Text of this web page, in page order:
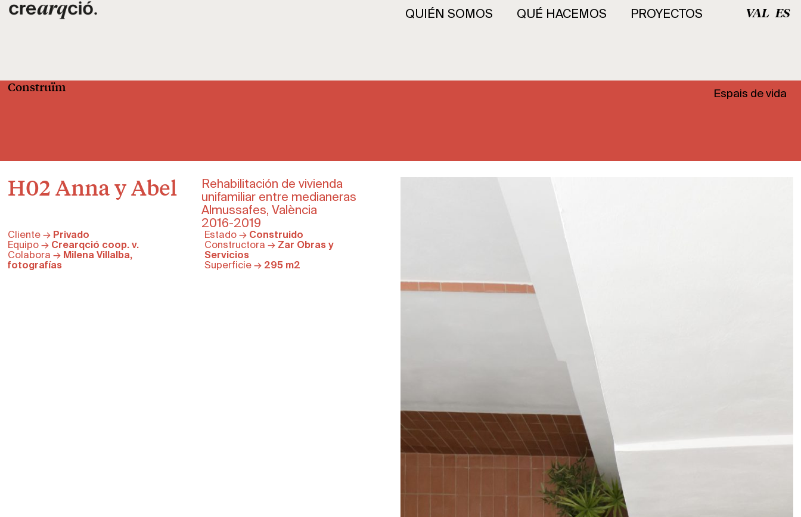
QUIÉN SOMOS QUÉ HACEMOS PROYECTOS VAL ES
Construïm Espais de vida
H02 Anna y Abel
Rehabilitación de vivienda
unifamiliar entre medianeras
Almussafes, València
2016-2019
Cliente → Privado
Equipo → Crearqció coop. v.
Colabora → Milena Villalba,
fotografías
Estado → Construido
Constructora → Zar Obras y
Servicios
Superficie → 295 m2